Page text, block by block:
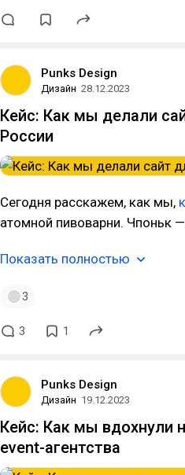
Punks Design
Дизайн 28.12.2023
Кейс: Как мы делали
России
Сегодня расскажем, как мы,
атомной пивоварни.
Показать полностью
3
3 1
Punks Design
Дизайн 19.12.2023
Кейс: Как мы вдохнули
event-агентства